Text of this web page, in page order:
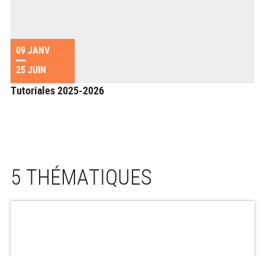
09 JANV
25 JUIN
Tutoriales 2025-2026
5 THÉMATIQUES